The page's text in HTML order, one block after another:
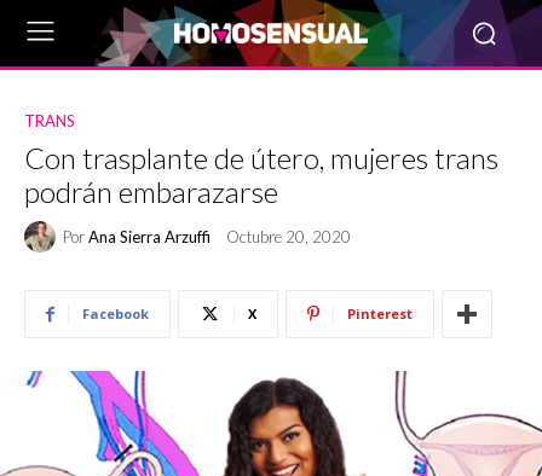
TRANS
Con trasplante de útero, mujeres trans
podrán embarazarse
PorAna Sierra Arzuffi Octubre 20, 2020
Facebook X Pinterest